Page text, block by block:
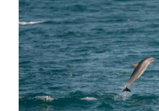
睹牠的身影，我們開始仔細
尺外的矮灌木叢中發現了牠
景窗看到的是一隻宛如穿著
難怪牠有著「染布鳥」的別
停留了大約10分鐘，彷彿是
「這是隻公鳥，頭後有一塊
黑色橫帶，彷彿戴著帽子與